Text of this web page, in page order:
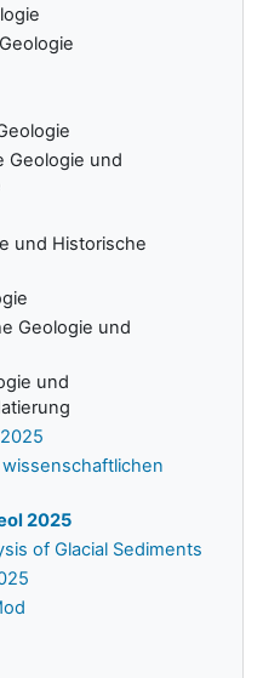
Geologie und
und Historische
Geologie und
und
2025
of Glacial Sediments